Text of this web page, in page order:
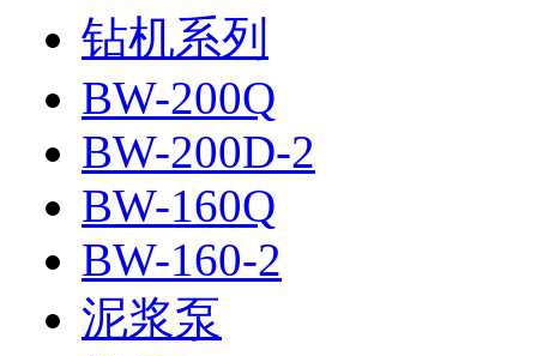
钻机系列
BW-200Q
BW-200D-2
BW-160Q
BW-160-2
泥浆泵